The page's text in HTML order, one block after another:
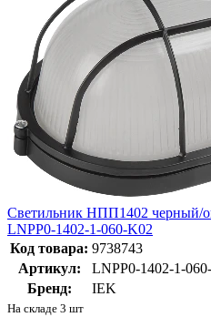
Светильник НПП1402 черный/
LNPP0-1402-1-060-K02
Код товара: 9738743
Артикул:
LNPP0-1402-1-
Бренд:
IEK
На складе 3 шт